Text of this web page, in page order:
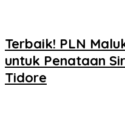
Terbaik! PLN
untuk Penataan
Tidore